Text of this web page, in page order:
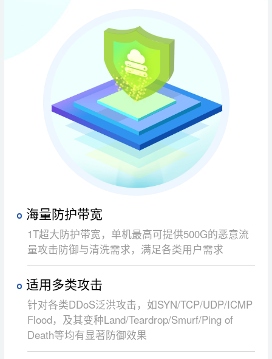
海量防护带宽
1T超大防护带宽，单机最高可提供500G的恶意流
量攻击防御与清洗需求，满足各类用户需求
适用多类攻击
针对各类DDoS泛洪攻击，如SYN/TCP/UDP/ICMP
Flood，及其变种Land/Teardrop/Smurf/Ping of
Death等均有显著防御效果